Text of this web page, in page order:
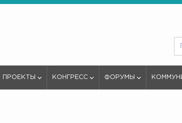
ПРОЕКТЫ КОНГРЕСС ФОРУМЫ